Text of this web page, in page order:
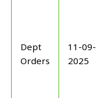
Dept
Orders
11-09-
2025